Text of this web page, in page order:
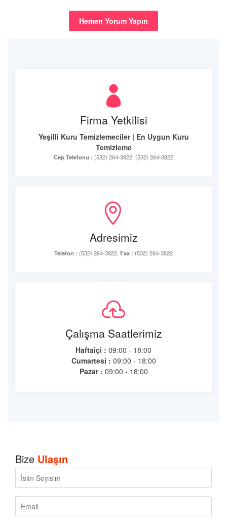
Hemen Yorum Yapın
Firma Yetkilisi
Yeşilli Kuru Temizlemeciler | En Uygun Kuru
Temizleme
Cep Telefonu : (532) 264-3822, (532) 264-3822
Adresimiz
Telefon : (532) 264-3822, Fax : (532) 264-3822
Çalışma Saatlerimiz
Haftaiçi : 09:00 - 18:00
Cumartesi : 09:00 - 18:00
Pazar : 09:00 - 18:00
Bize Ulaşın